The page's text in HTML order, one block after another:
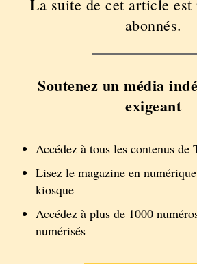
La suite de cet article est
abonnés.
Soutenez un média
exigeant
Accédez à tous les contenus
Lisez le magazine en
kiosque
Accédez à plus de 1000
numérisés